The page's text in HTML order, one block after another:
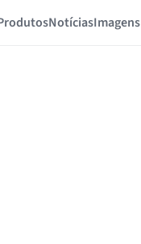
NotíciasImagens